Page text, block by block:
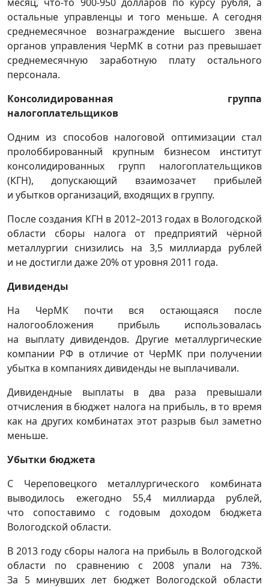
остальные управленцы и того меньше. А сегодня
среднемесячное вознаграждение высшего звена
органов управления ЧерМК в сотни раз превышает
среднемесячную заработную плату остального
персонала.
Консолидированная группа
налогоплательщиков
Одним из способов налоговой оптимизации стал
пролоббированный крупным бизнесом институт
консолидированных групп налогоплательщиков
(КГН), допускающий взаимозачет прибылей
и убытков организаций, входящих в группу.
После создания КГН в 2012–2013 годах в Вологодской
области сборы налога от предприятий чёрной
металлургии снизились на 3,5 миллиарда рублей
и не достигли даже 20% от уровня 2011 года.
Дивиденды
На ЧерМК почти вся остающаяся после
налогообложения прибыль использовалась
на выплату дивидендов. Другие металлургические
компании РФ в отличие от ЧерМК при получении
убытка в компаниях дивиденды не выплачивали.
Дивидендные выплаты в два раза превышали
отчисления в бюджет налога на прибыль, в то время
как на других комбинатах этот разрыв был заметно
меньше.
Убытки бюджета
С Череповецкого металлургического комбината
выводилось ежегодно 55,4 миллиарда рублей,
что сопоставимо с годовым доходом бюджета
Вологодской области.
В 2013 году сборы налога на прибыль в Вологодской
области по сравнению с 2008 упали на 73%.
За 5 минувших лет бюджет Вологодской области